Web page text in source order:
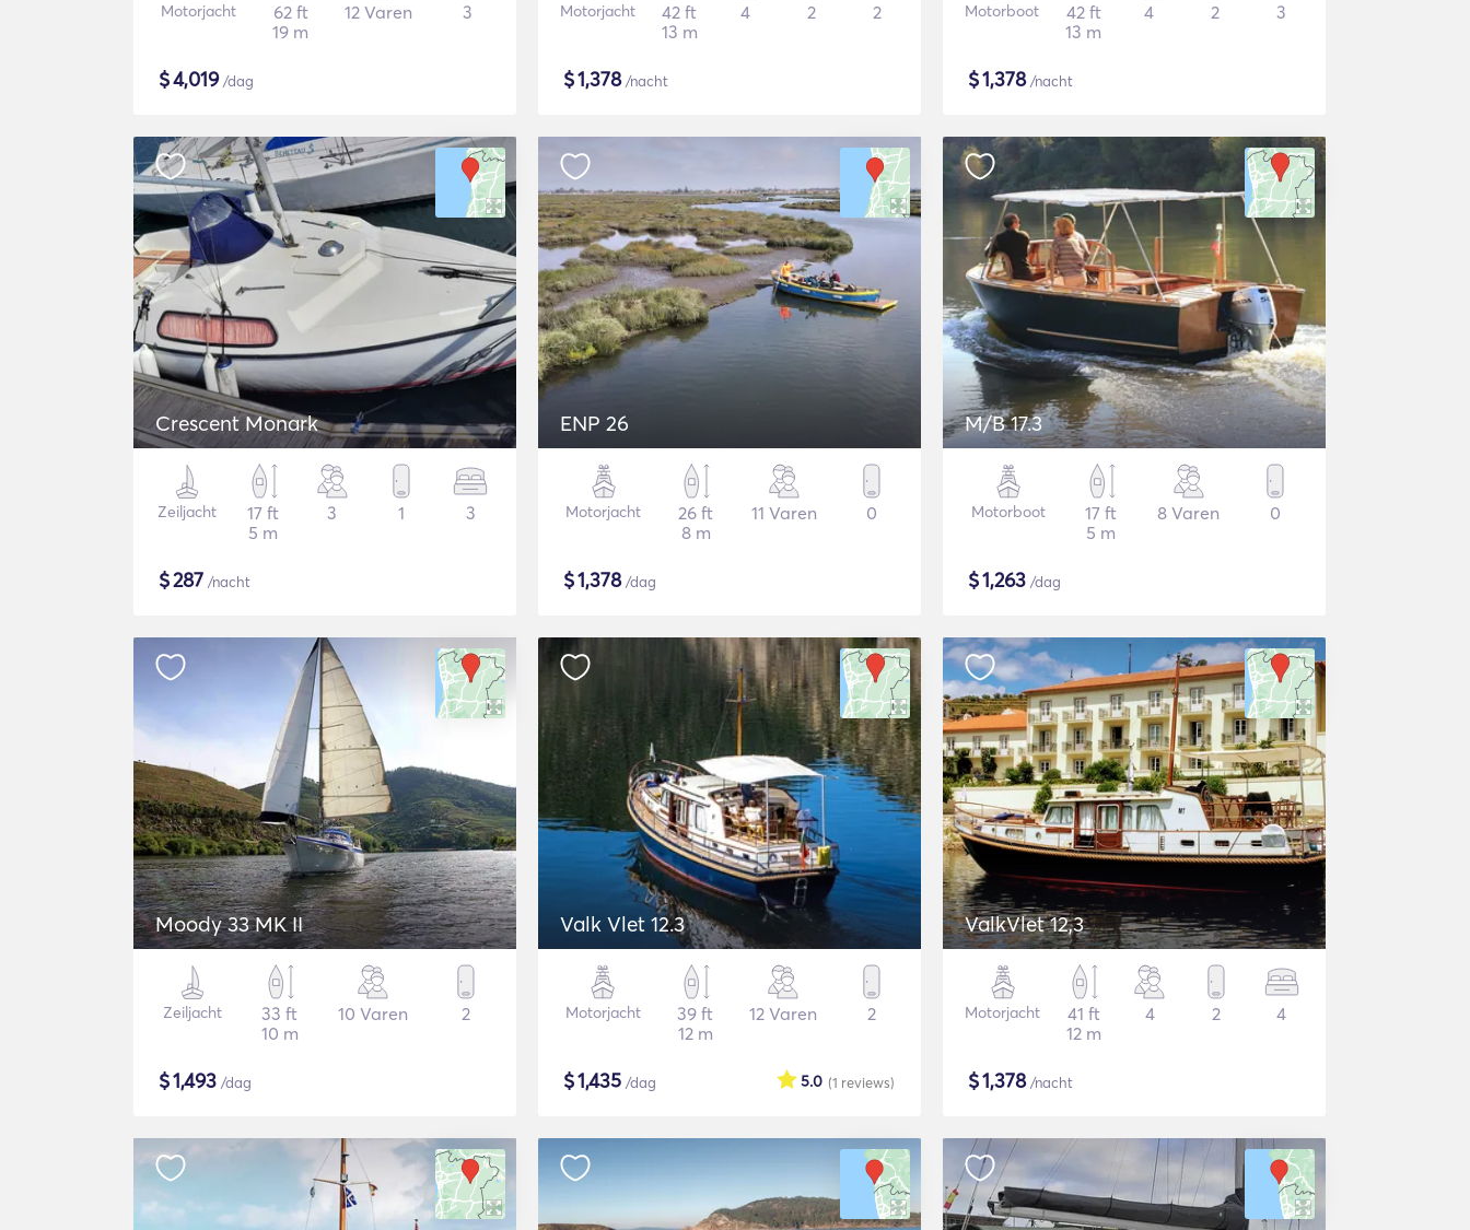
Motorjacht
62 ft
19 m
12 Varen 3
$4,019/dag
Motorjacht
42 ft
13 m
4 2 2
$1,378/nacht
Motorboot
42 ft
13 m
4 2 3
$1,378/nacht
Crescent Monark
Zeiljacht
17 ft
5 m
3 1 3
$287 /nacht
ENP 26
Motorjacht
26 ft
8 m
11 Varen 0
$1,378/dag
M/B 17.3
Motorboot
17 ft
5 m
8 Varen 0
$1,263 /dag
Moody 33 MK II
Zeiljacht
33 ft
10 m
10 Varen 2
$1,493 /dag
Valk Vlet 12.3
Motorjacht
39 ft
12 m
12 Varen 2
$1,435 /dag (1 reviews)
5.0
ValkVlet 12,3
Motorjacht
41 ft
12 m
4 2 4
$1,378/nacht